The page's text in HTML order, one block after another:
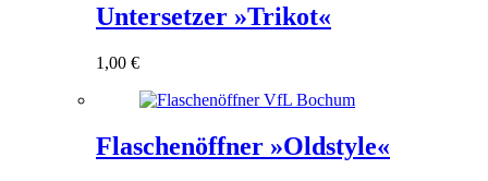
Untersetzer »Trikot«
1,00 €
Flaschenöffner »Oldstyle«